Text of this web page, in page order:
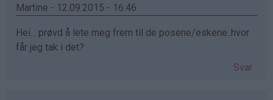
Martine - 12.09.2015 - 16:46
Hei... prøvd å lete meg frem til de posene/eskene..hvor
får jeg tak i det?
Svar